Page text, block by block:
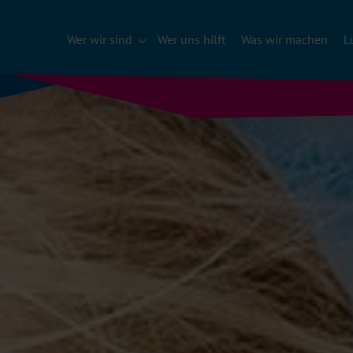
Wer wir sind
Submenu für "Wer wir sind"
Wer uns hilft Was wir machen